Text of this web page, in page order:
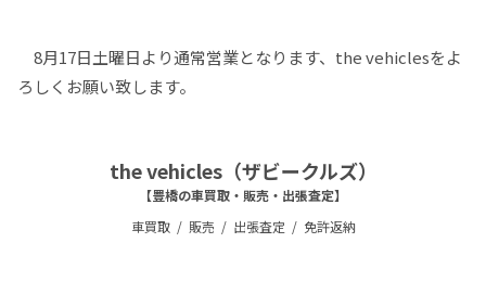
8月17日土曜日より通常営業となります、the vehiclesをよ
ろしくお願い致します。
the vehicles（ザビークルズ）
【豊橋の車買取・販売・出張査定】
車買取
販売 出張査定 免許返納